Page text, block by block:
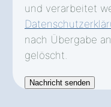
und verarbeitet
nach Übergabe
gelöscht.